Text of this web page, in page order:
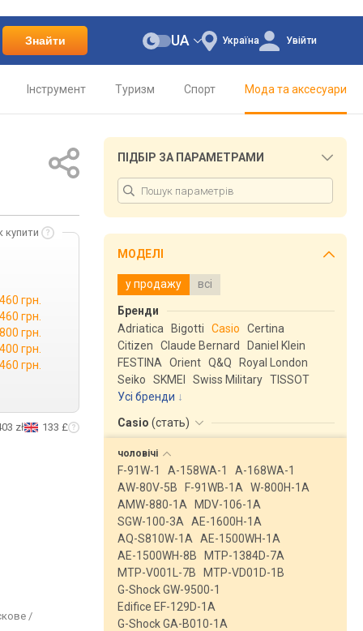
Знайти Україна
UA Увійти
Інструмент Туризм Спорт Мода та аксесуари
купити
грн.
грн.
грн.
грн.
грн.
zł 133 £
/
ПІДБІР ЗА ПАРАМЕТРАМИ
МОДЕЛІ
у продажу всі
Бренди
Adriatica
Bigotti Casio
Certina
Citizen
Claude Bernard
Daniel Klein
FESTINA
Orient Q&Q
Royal London
Seiko
SKMEI Swiss Military TISSOT
Усі бренди
Casio (стать)
чоловічі
F-91W-1 A-158WA-1
A-168WA-1
AW-80V-5B
F-91WB-1A
W-800H-1A
AMW-880-1A
MDV-106-1A
SGW-100-3A
AE-1600H-1A
AQ-S810W-1A
AE-1500WH-1A
AE-1500WH-8B
MTP-1384D-7A
MTP-V001L-7B
MTP-VD01D-1B
G-Shock GW-9500-1
Edifice EF-129D-1A
G-Shock GA-B010-1A